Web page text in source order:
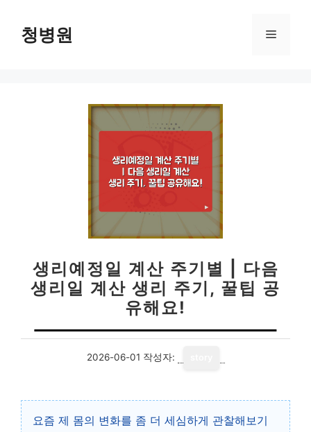
청병원 메
생리예정일 계산 주기별 | 다음
생리일 계산 생리 주기, 꿀팁 공
유해요!
2026-06-01 작성자:
요즘 제 몸의 변화를 좀 더 세심하게 관찰해보기